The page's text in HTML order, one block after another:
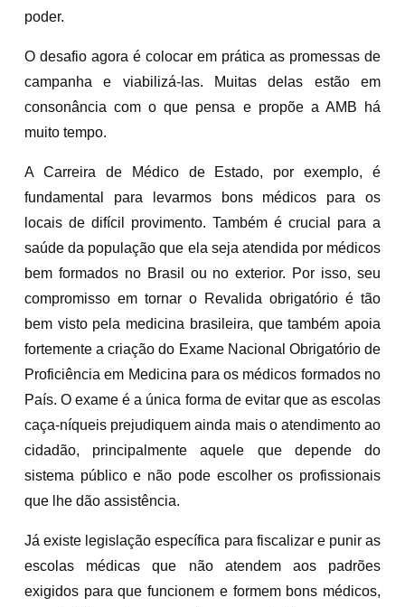
poder.
O desafio agora é colocar em prática as promessas de
campanha e viabilizá-las. Muitas delas estão em
consonância com o que pensa e propõe a AMB há
muito tempo.
A Carreira de Médico de Estado, por exemplo, é
fundamental para levarmos bons médicos para os
locais de difícil provimento. Também é crucial para a
saúde da população que ela seja atendida por médicos
bem formados no Brasil ou no exterior. Por isso, seu
compromisso em tornar o Revalida obrigatório é tão
bem visto pela medicina brasileira, que também apoia
fortemente a criação do Exame Nacional Obrigatório de
Proficiência em Medicina para os médicos formados no
País. O exame é a única forma de evitar que as escolas
caça-níqueis prejudiquem ainda mais o atendimento ao
cidadão, principalmente aquele que depende do
sistema público e não pode escolher os profissionais
que lhe dão assistência.
Já existe legislação específica para fiscalizar e punir as
escolas médicas que não atendem aos padrões
exigidos para que funcionem e formem bons médicos,